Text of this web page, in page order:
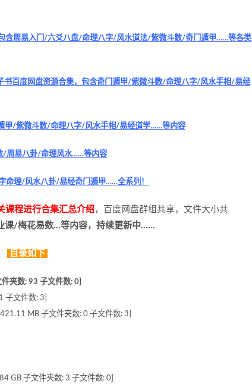
含周易入门/六爻八盘/命理八字/风水道法/紫微斗数/奇门遁甲……等各类
百度网盘资源合集，包含奇门遁甲/紫微斗数/命理八字/风水手相/易经
甲/紫微斗数/命理八字/风水手相/易经道学……等内容
/周易八卦/命理风水……等内容
命理/风水八卦/易经奇门遁甲……全系列！
课程进行合集汇总介绍，百度网盘群组共享，文件大小共
课/梅花易数…等内容，持续更新中……
目录如下
夹数: 93 子文件数: 0]
子文件数: 3]
MB 子文件夹数: 0 子文件数: 3]
GB 子文件夹数: 3 子文件数: 0]